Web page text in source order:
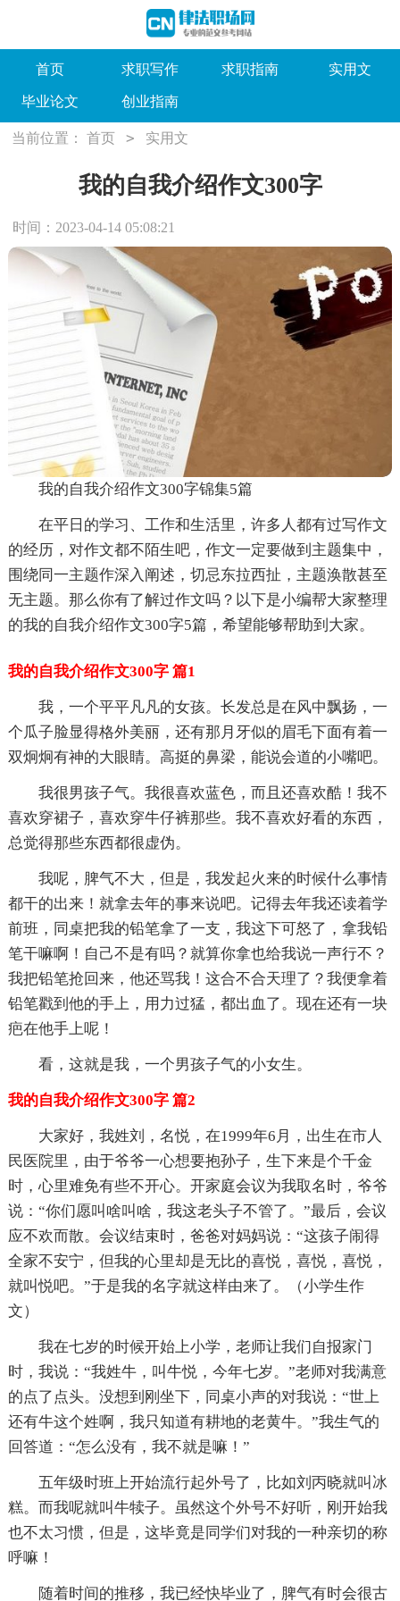
首页 求职写作 求职指南 实用文
毕业论文 创业指南
当前位置： 首页 > 实用文
我的自我介绍作文300字
时间：2023-04-14 05:08:21
我的自我介绍作文300字锦集5篇
在平日的学习、工作和生活里，许多人都有过写作文
的经历，对作文都不陌生吧，作文一定要做到主题集中，
围绕同一主题作深入阐述，切忌东拉西扯，主题涣散甚至
无主题。那么你有了解过作文吗？以下是小编帮大家整理
的我的自我介绍作文300字5篇，希望能够帮助到大家。
我的自我介绍作文300字 篇1
我，一个平平凡凡的女孩。长发总是在风中飘扬，一
个瓜子脸显得格外美丽，还有那月牙似的眉毛下面有着一
双炯炯有神的大眼睛。高挺的鼻梁，能说会道的小嘴吧。
我很男孩子气。我很喜欢蓝色，而且还喜欢酷！我不
喜欢穿裙子，喜欢穿牛仔裤那些。我不喜欢好看的东西，
总觉得那些东西都很虚伪。
我呢，脾气不大，但是，我发起火来的时候什么事情
都干的出来！就拿去年的事来说吧。记得去年我还读着学
前班，同桌把我的铅笔拿了一支，我这下可怒了，拿我铅
笔干嘛啊！自己不是有吗？就算你拿也给我说一声行不？
我把铅笔抢回来，他还骂我！这合不合天理了？我便拿着
铅笔戳到他的手上，用力过猛，都出血了。现在还有一块
疤在他手上呢！
看，这就是我，一个男孩子气的小女生。
我的自我介绍作文300字 篇2
大家好，我姓刘，名悦，在1999年6月，出生在市人
民医院里，由于爷爷一心想要抱孙子，生下来是个千金
时，心里难免有些不开心。开家庭会议为我取名时，爷爷
说：“你们愿叫啥叫啥，我这老头子不管了。”最后，会议
应不欢而散。会议结束时，爸爸对妈妈说：“这孩子闹得
全家不安宁，但我的心里却是无比的喜悦，喜悦，喜悦，
就叫悦吧。”于是我的名字就这样由来了。（小学生作
文）
我在七岁的时候开始上小学，老师让我们自报家门
时，我说：“我姓牛，叫牛悦，今年七岁。”老师对我满意
的点了点头。没想到刚坐下，同桌小声的对我说：“世上
还有牛这个姓啊，我只知道有耕地的老黄牛。”我生气的
回答道：“怎么没有，我不就是嘛！”
五年级时班上开始流行起外号了，比如刘丙晓就叫冰
糕。而我呢就叫牛犊子。虽然这个外号不好听，刚开始我
也不太习惯，但是，这毕竟是同学们对我的一种亲切的称
呼嘛！
随着时间的推移，我已经快毕业了，脾气有时会很古